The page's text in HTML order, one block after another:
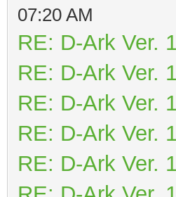
07:20 AM
RE: D-Ark Ver.
RE: D-Ark Ver.
RE: D-Ark Ver.
RE: D-Ark Ver.
RE: D-Ark Ver.